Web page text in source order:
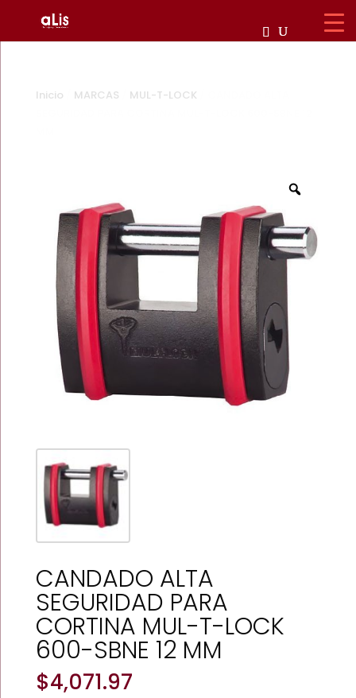
Inicio MARCAS MUL-T-LOCK
CANDADO ALTA
SEGURIDAD PARA
CORTINA MUL-T-LOCK
600-SBNE 12 MM
$4,071.97